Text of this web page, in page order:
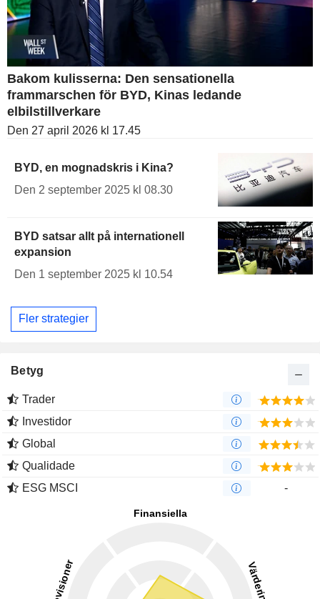
Bakom kulisserna: Den sensationella
frammarschen för BYD, Kinas ledande
elbilstillverkare
Den 27 april 2026 kl 17.45
BYD, en mognadskris i Kina?
Den 2 september 2025 kl 08.30
BYD satsar allt på internationell
expansion
Den 1 september 2025 kl 10.54
Fler strategier
Betyg
Trader
Investidor
Global
Qualidade
ESG MSCI
-